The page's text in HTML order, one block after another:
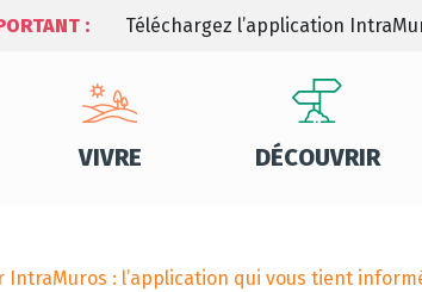
: Téléchargez l’application
VIVRE DÉCOUVRIR
: l’application qui vous tient